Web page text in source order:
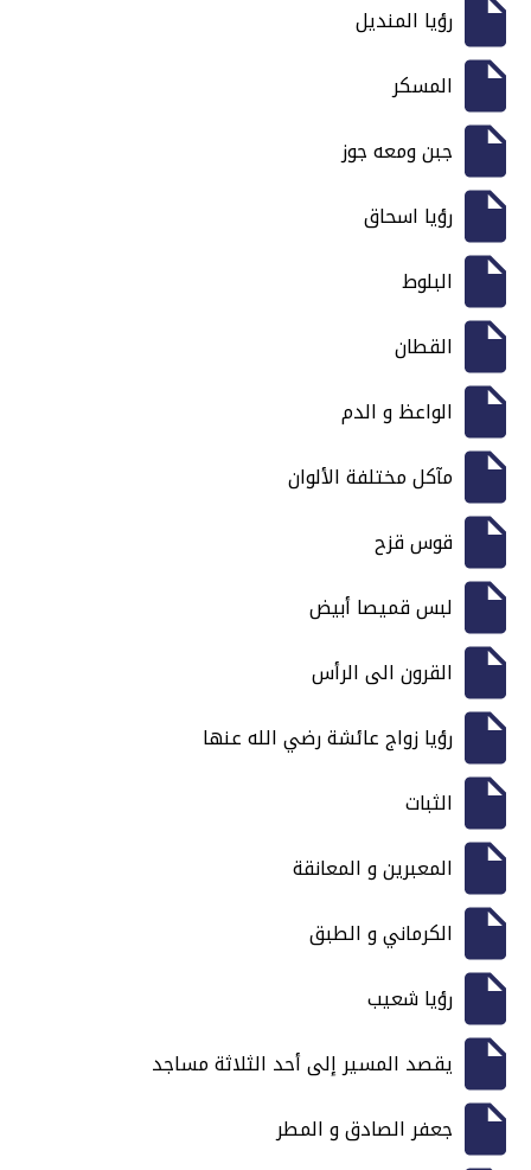
رؤيا المنديل
المسكر
جبن ومعه جوز
رؤيا اسحاق
البلوط
القطان
الواعظ و الدم
مآكل مختلفة الألوان
قوس قزح
لبس قميصا أبيض
القرون الى الرأس
رؤيا زواج عائشة رضي الله عنها
الثبات
المعبرين و المعانقة
الكرماني و الطبق
رؤيا شعيب
يقصد المسير إلى أحد الثلاثة مساجد
جعفر الصادق و المطر